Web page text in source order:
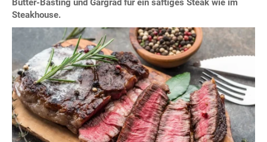
Butter-Basting und Gargrad für ein saftiges Steak wie im
Steakhouse.